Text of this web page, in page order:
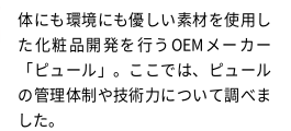
体にも環境にも優しい素材を使用し
た化粧品開発を行うOEMメーカー
「ピュール」。ここでは、ピュール
の管理体制や技術力について調べま
した。